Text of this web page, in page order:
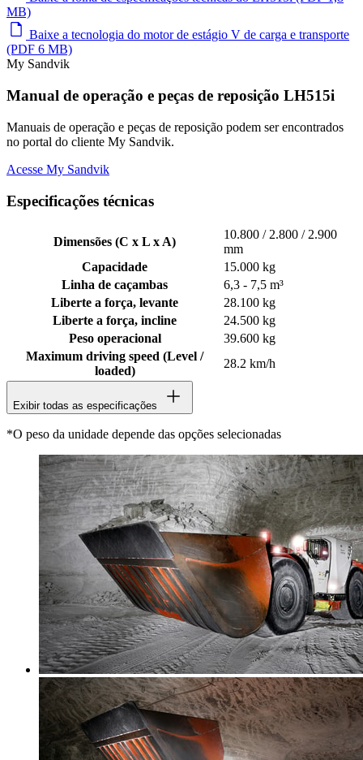
MB)
Baixe a tecnologia do motor de estágio V de carga e transporte
(PDF 6 MB)
My Sandvik
Manual de operação e peças de reposição LH515i
Manuais de operação e peças de reposição podem ser encontrados
no portal do cliente My Sandvik.
Acesse My Sandvik
Especificações técnicas
Dimensões (C x L x A)
10.800 / 2.800 / 2.900
mm
Capacidade
15.000 kg
Linha de caçambas
6,3 - 7,5 m³
Liberte a força, levante
28.100 kg
Liberte a força, incline
24.500 kg
Peso operacional
39.600 kg
Maximum driving speed (Level /
loaded)
28.2 km/h
Exibir todas as especificações
*O peso da unidade depende das opções selecionadas